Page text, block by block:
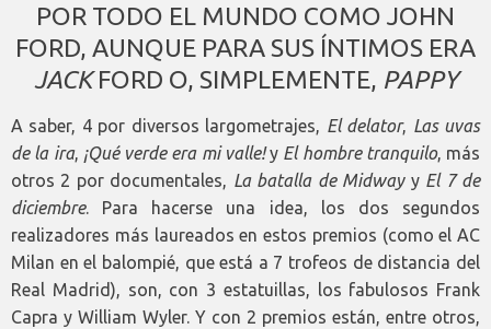
POR TODO EL MUNDO COMO JOHN
FORD, AUNQUE PARA SUS ÍNTIMOS ERA
JACKFORD O, SIMPLEMENTE, PAPPY
A saber, 4 por diversos largometrajes, El delator, Las uvas
de la ira, ¡Qué verde era mi valle!y El hombre tranquilo, más
otros 2 por documentales, La batalla de Midwayy El 7 de
diciembre. Para hacerse una idea, los dos segundos
realizadores más laureados en estos premios (como el AC
Milan en el balompié, que está a 7 trofeos de distancia del
Real Madrid), son, con 3 estatuillas, los fabulosos Frank
Capra y William Wyler. Y con 2 premios están, entre otros,